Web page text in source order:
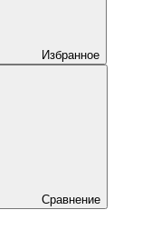
Избранное
Сравнение